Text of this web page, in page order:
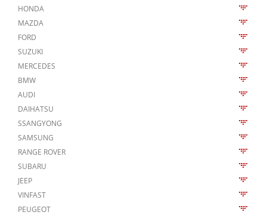
HONDA
MAZDA
FORD
SUZUKI
MERCEDES
BMW
AUDI
DAIHATSU
SSANGYONG
SAMSUNG
RANGE ROVER
SUBARU
JEEP
VINFAST
PEUGEOT